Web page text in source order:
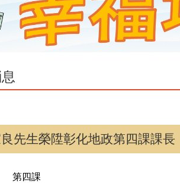
先生榮陞彰化地政第四課課長
第四課